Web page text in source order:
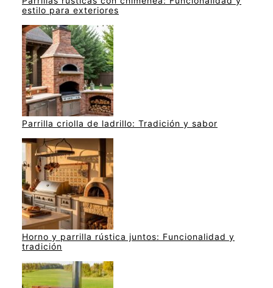
estilo para exteriores
Parrilla criolla de ladrillo: Tradición y sabor
Horno y parrilla rústica juntos: Funcionalidad y
tradición